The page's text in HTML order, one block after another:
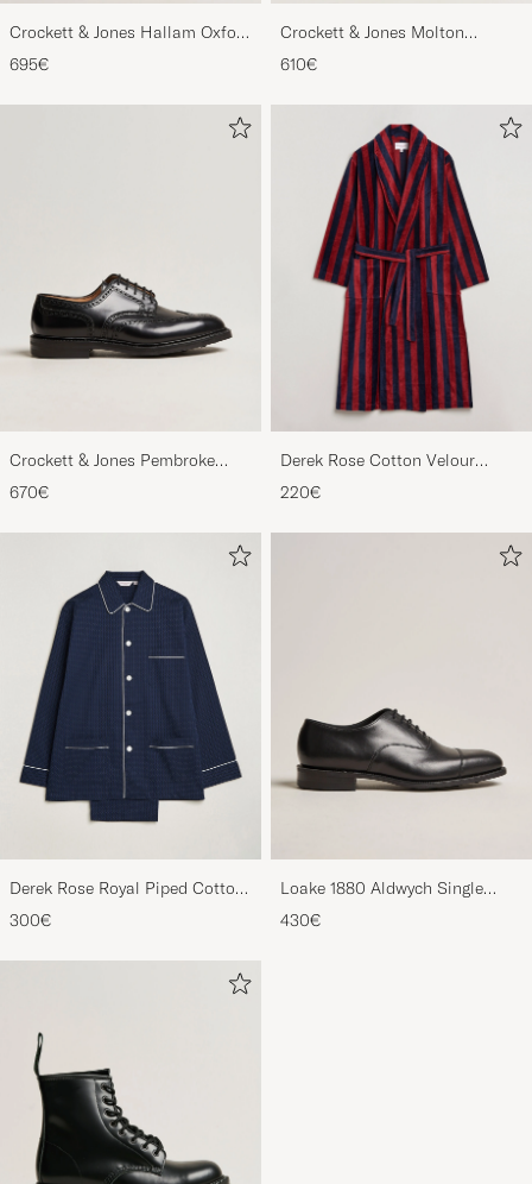
Crockett & Jones Hallam Oxford
Black Calf
695€
Crockett & Jones Molton
Chukka Black Rough-Out Suede
610€
Crockett & Jones Pembroke
Derbys Black Calf
670€
Derek Rose Cotton Velour
Striped Gown Red/Blue
220€
Derek Rose Royal Piped Cotton
Pyjama Set Navy
300€
Loake 1880 Aldwych Single
Oxford Black Calf
430€